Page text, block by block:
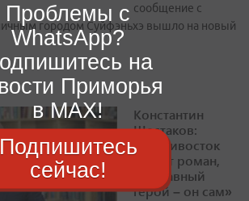
сообщение с
городом Суйфэньхэ вышло на новый
Константин
Шестаков:
«Владивосток
читает роман,
где главный
герой – он сам»
Проблемы с
WhatsApp?
на
Приморья
в MAX!
Подпишитесь
сейчас!